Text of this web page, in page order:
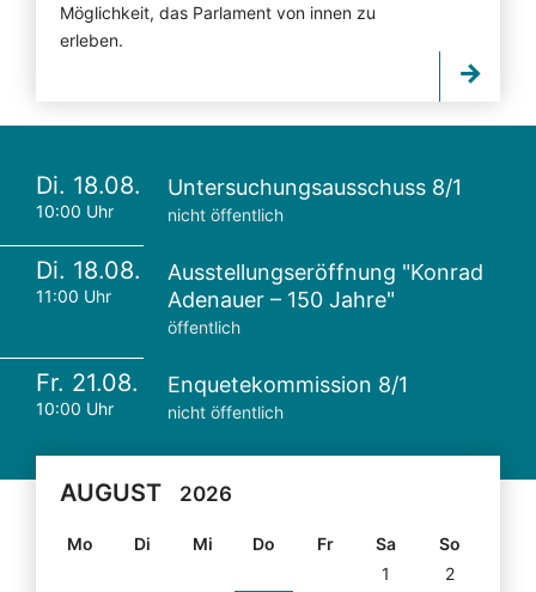
Möglichkeit, das Parlament von innen zu
erleben.
Di. 18.08.
10:00 Uhr
Untersuchungsausschuss 8/1
nicht öffentlich
Di. 18.08.
11:00 Uhr
Ausstellungseröffnung "Konrad
Adenauer – 150 Jahre"
öffentlich
Fr. 21.08.
10:00 Uhr
Enquetekommission 8/1
nicht öffentlich
AUGUST 2026
Mo Di Mi Do Fr Sa
So
1
2